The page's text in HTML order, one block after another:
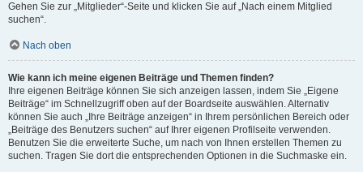
Gehen Sie zur „Mitglieder“-Seite und klicken Sie auf „Nach einem Mitglied
suchen“.
Nach oben
Wie kann ich meine eigenen Beiträge und Themen finden?
Ihre eigenen Beiträge können Sie sich anzeigen lassen, indem Sie „Eigene
Beiträge“ im Schnellzugriff oben auf der Boardseite auswählen. Alternativ
können Sie auch „Ihre Beiträge anzeigen“ in Ihrem persönlichen Bereich oder
„Beiträge des Benutzers suchen“ auf Ihrer eigenen Profilseite verwenden.
Benutzen Sie die erweiterte Suche, um nach von Ihnen erstellen Themen zu
suchen. Tragen Sie dort die entsprechenden Optionen in die Suchmaske ein.